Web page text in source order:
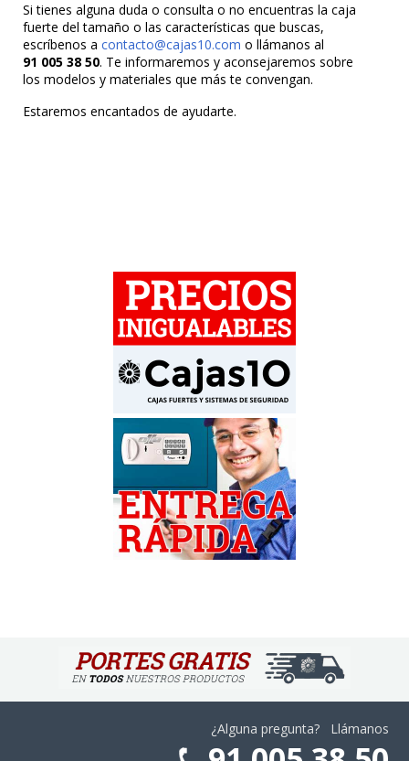
Si tienes alguna duda o consulta o no encuentras la caja
fuerte del tamaño o las características que buscas,
escríbenos acontacto@cajas10.com o llámanos al
91 005 38 50. Te informaremos y aconsejaremos sobre
los modelos y materiales que más te convengan.
Estaremos encantados de ayudarte.
¿Alguna pregunta? Llámanos